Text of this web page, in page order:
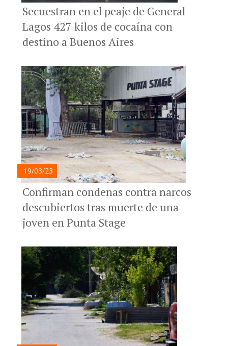
Secuestran en el peaje de General
Lagos 427 kilos de cocaína con
destino a Buenos Aires
19/03/23
Confirman condenas contra narcos
descubiertos tras muerte de una
joven en Punta Stage